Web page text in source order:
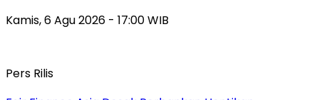
Kamis, 6 Agu 2026 - 17:00 WIB
Pers Rilis